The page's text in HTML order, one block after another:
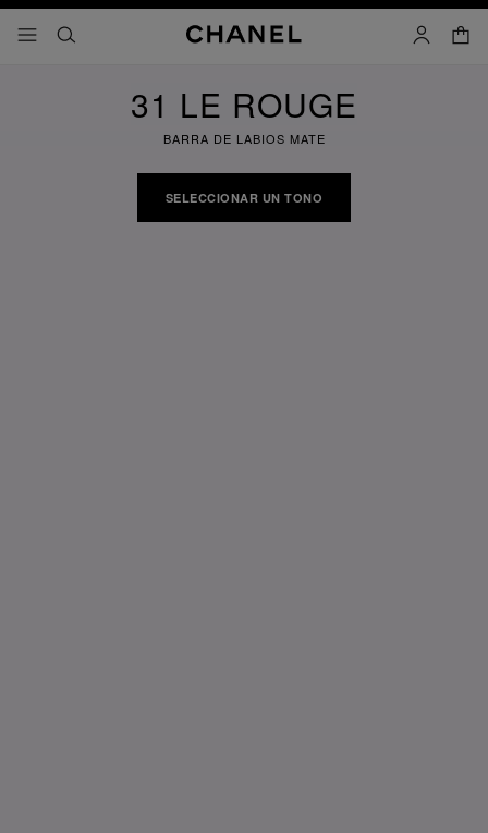
menú - navegación principal
- navegación principal
buscar cuenta
cesta
31 LE ROUGE
BARRA DE LABIOS MATE
SELECCIONAR UN TONO